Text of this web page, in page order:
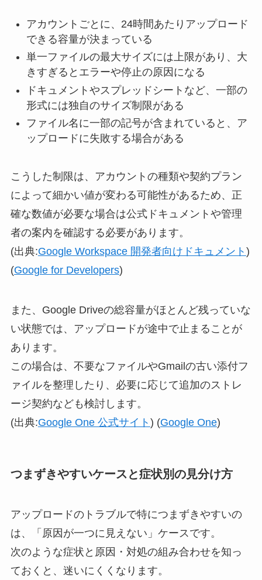
アカウントごとに、24時間あたりアップロード
できる容量が決まっている
単一ファイルの最大サイズには上限があり、大
きすぎるとエラーや停止の原因になる
ドキュメントやスプレッドシートなど、一部の
形式には独自のサイズ制限がある
ファイル名に一部の記号が含まれていると、ア
ップロードに失敗する場合がある
こうした制限は、アカウントの種類や契約プラン
によって細かい値が変わる可能性があるため、正
確な数値が必要な場合は公式ドキュメントや管理
者の案内を確認する必要があります。
(出典:Google Workspace 開発者向けドキュメント )
(Google for Developers)
また、Google Driveの総容量がほとんど残っていな
い状態では、アップロードが途中で止まることが
あります。
この場合は、不要なファイルやGmailの古い添付フ
ァイルを整理したり、必要に応じて追加のストレ
ージ契約なども検討します。
(出典:Google One 公式サイト ) (Google One)
つまずきやすいケースと症状別の見分け方
アップロードのトラブルで特につまずきやすいの
は、「原因が一つに見えない」ケースです。
次のような症状と原因・対処の組み合わせを知っ
ておくと、迷いにくくなります。